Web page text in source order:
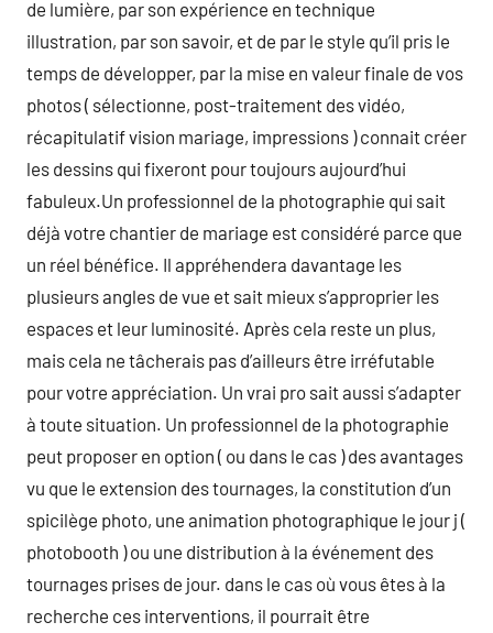
de lumière, par son expérience en technique
illustration, par son savoir, et de par le style qu’il pris le
temps de développer, par la mise en valeur finale de vos
photos ( sélectionne, post-traitement des vidéo,
récapitulatif vision mariage, impressions ) connait créer
les dessins qui fixeront pour toujours aujourd’hui
fabuleux.Un professionnel de la photographie qui sait
déjà votre chantier de mariage est considéré parce que
un réel bénéfice. Il appréhendera davantage les
plusieurs angles de vue et sait mieux s’approprier les
espaces et leur luminosité. Après cela reste un plus,
mais cela ne tâcherais pas d’ailleurs être irréfutable
pour votre appréciation. Un vrai pro sait aussi s’adapter
à toute situation. Un professionnel de la photographie
peut proposer en option ( ou dans le cas ) des avantages
vu que le extension des tournages, la constitution d’un
spicilège photo, une animation photographique le jour j (
photobooth ) ou une distribution à la événement des
tournages prises de jour. dans le cas où vous êtes à la
recherche ces interventions, il pourrait être